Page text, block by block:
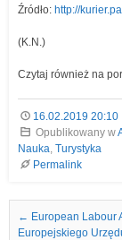
Źródło: http://
(K.N.)
Czytaj również na
16.02.2019 20:10
Opublikowany w
Nauka, Turystyka
Permalink
Nawigacja we wpisach
← European Labour
Europejskiego